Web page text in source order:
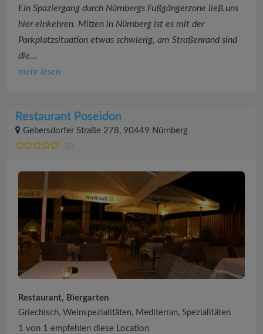
Ein Spaziergang durch Nürnbergs Fußgängerzone ließ,uns
hier einkehren. Mitten in Nürnberg ist es mit der
Parkplatzsituation etwas schwierig, am Straßenrand sind
die...
mehr lesen
Restaurant Poseidon
Gebersdorfer Straße 278, 90449 Nürnberg
(0)
Restaurant, Biergarten
Griechisch, Weinspezialitäten, Mediterran, Spezialitäten
1 von 1 empfehlen diese Location